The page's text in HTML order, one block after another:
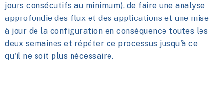
jours consécutifs au minimum), de faire une analyse
approfondie des flux et des applications et une mise
à jour de la configuration en conséquence toutes les
deux semaines et répéter ce processus jusqu'à ce
qu'il ne soit plus nécessaire.